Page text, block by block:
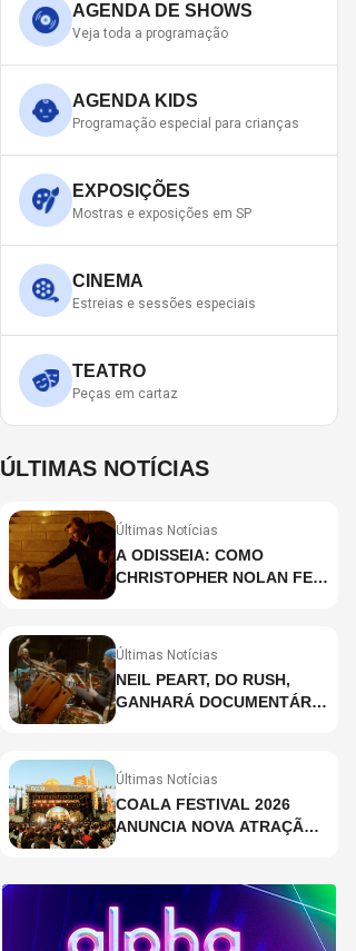
AGENDA DE SHOWS
Veja toda a programação
AGENDA KIDS
Programação especial para crianças
EXPOSIÇÕES
Mostras e exposições em SP
CINEMA
Estreias e sessões especiais
TEATRO
Peças em cartaz
ÚLTIMAS NOTÍCIAS
Últimas Notícias
A ODISSEIA: COMO
CHRISTOPHER NOLAN FEZ
IMAX E O QUE ISSO
Últimas Notícias
NEIL PEART, DO RUSH,
GANHARÁ DOCUMENTÁRIO
SMITH, STEWART
CAREY
Últimas Notícias
COALA FESTIVAL 2026
ANUNCIA NOVA ATRAÇÃO;